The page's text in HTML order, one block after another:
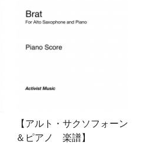
【アルト・サクソフォーン
＆ピアノ 楽譜】